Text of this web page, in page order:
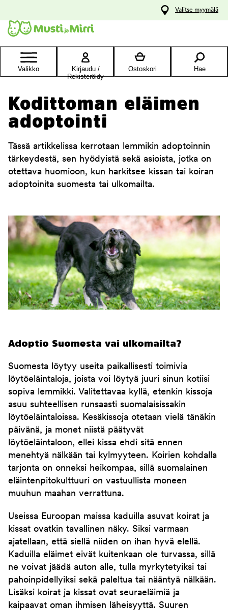
Ota yhteyttä
asiakaspalveluun
Valitse myymälä
Valikko
Kirjaudu /
Rekisteröidy
Ostoskori Hae
Kodittoman eläimen
adoptointi
Tässä artikkelissa kerrotaan lemmikin adoptoinnin
tärkeydestä, sen hyödyistä sekä asioista, jotka on
otettava huomioon, kun harkitsee kissan tai koiran
adoptoinita suomesta tai ulkomailta.
Adoptio Suomesta vai ulkomailta?
Suomesta löytyy useita paikallisesti toimivia
löytöeläintaloja, joista voi löytyä juuri sinun kotiisi
sopiva lemmikki. Valitettavaa kyllä, etenkin kissoja
asuu suhteellisen runsaasti suomalaisissakin
löytöeläintaloissa. Kesäkissoja otetaan vielä tänäkin
päivänä, ja monet niistä päätyvät
löytöeläintaloon, ellei kissa ehdi sitä ennen
menehtyä nälkään tai kylmyyteen. Koirien kohdalla
tarjonta on onneksi heikompaa, sillä suomalainen
eläintenpitokulttuuri on vastuullista moneen
muuhun maahan verrattuna.
Useissa Euroopan maissa kaduilla asuvat koirat ja
kissat ovatkin tavallinen näky. Siksi varmaan
ajatellaan, että siellä niiden on ihan hyvä elellä.
Kaduilla eläimet eivät kuitenkaan ole turvassa, sillä
ne voivat jäädä auton alle, tulla myrkytetyiksi tai
pahoinpidellyiksi sekä paleltua tai nääntyä nälkään.
Lisäksi koirat ja kissat ovat seuraeläimiä ja
kaipaavat oman ihmisen läheisyyttä. Suuren